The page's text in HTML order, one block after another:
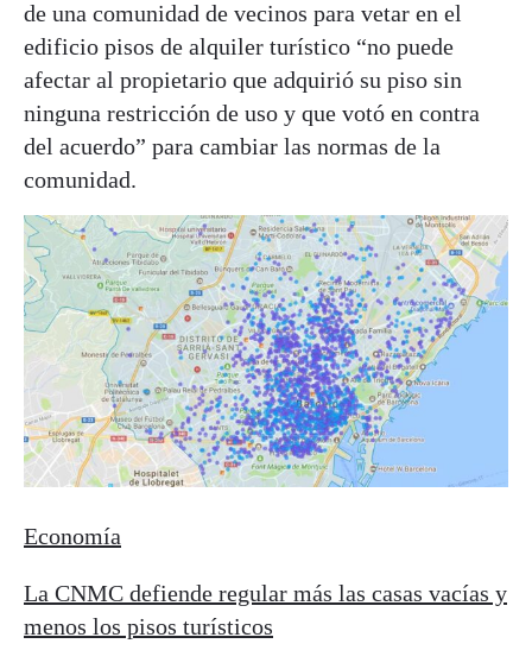
de una comunidad de vecinos para vetar en el
edificio pisos de alquiler turístico “no puede
afectar al propietario que adquirió su piso sin
ninguna restricción de uso y que votó en contra
del acuerdo” para cambiar las normas de la
comunidad.
Economía
La CNMC defiende regular más las casas vacías y
menos los pisos turísticos